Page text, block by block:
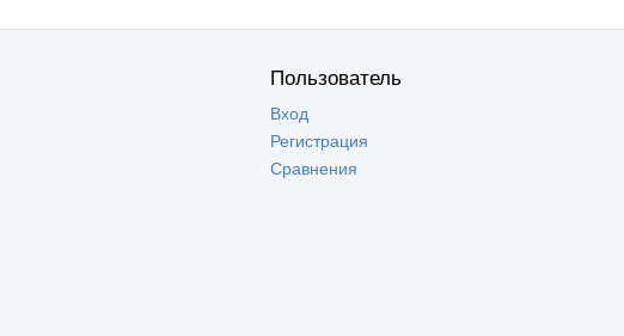
Пользователь
Вход
Регистрация
Сравнения